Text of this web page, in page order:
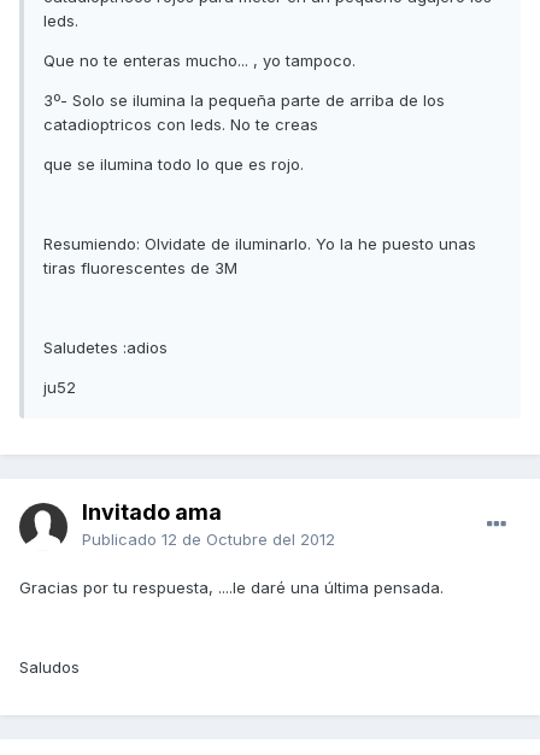
leds.
Que no te enteras mucho... , yo tampoco.
3º- Solo se ilumina la pequeña parte de arriba de los
catadioptricos con leds. No te creas
que se ilumina todo lo que es rojo.
Resumiendo: Olvidate de iluminarlo. Yo la he puesto unas
tiras fluorescentes de 3M
Saludetes :adios
ju52
Invitado ama
Publicado 12 de Octubre del 2012
Gracias por tu respuesta, ....le daré una última pensada.
Saludos